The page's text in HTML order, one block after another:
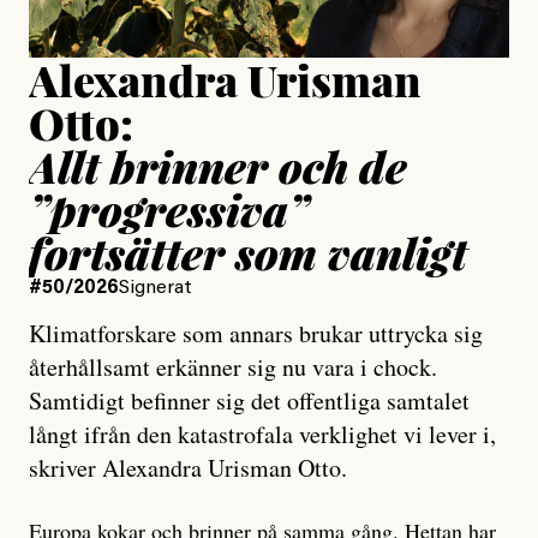
Alexandra Urisman
Otto:
Allt brinner och de
”progressiva”
fortsätter som vanligt
#50/2026Signerat
Klimatforskare som annars brukar uttrycka sig
återhållsamt erkänner sig nu vara i chock.
Samtidigt befinner sig det offentliga samtalet
långt ifrån den katastrofala verklighet vi lever i,
skriver Alexandra Urisman Otto.
Europa kokar och brinner på samma gång. Hettan har